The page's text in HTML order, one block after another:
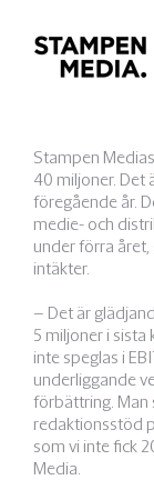
innehållet
Stampen
40 miljoner. Det
föregående år.
medie- och
under förra
intäkter.
– Det är
5 miljoner i
inte speglas i
underliggande
förbättring. Man
redaktionsstöd
som vi inte fick
Media.